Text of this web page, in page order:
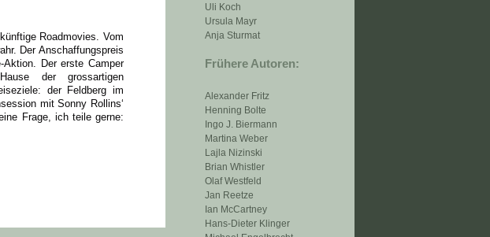
Uli Koch
Ursula Mayr
Anja Sturmat
Frühere Autoren:
Alexander Fritz
Henning Bolte
Ingo J. Biermann
Martina Weber
Lajla Nizinski
Brian Whistler
Olaf Westfeld
Jan Reetze
Ian McCartney
Hans-Dieter Klinger
Roadmovies. Vom
Der Anschaffungspreis
Der erste Camper
der grossartigen
der Feldberg im
mit Sonny Rollins‘
Frage, ich teile gerne: